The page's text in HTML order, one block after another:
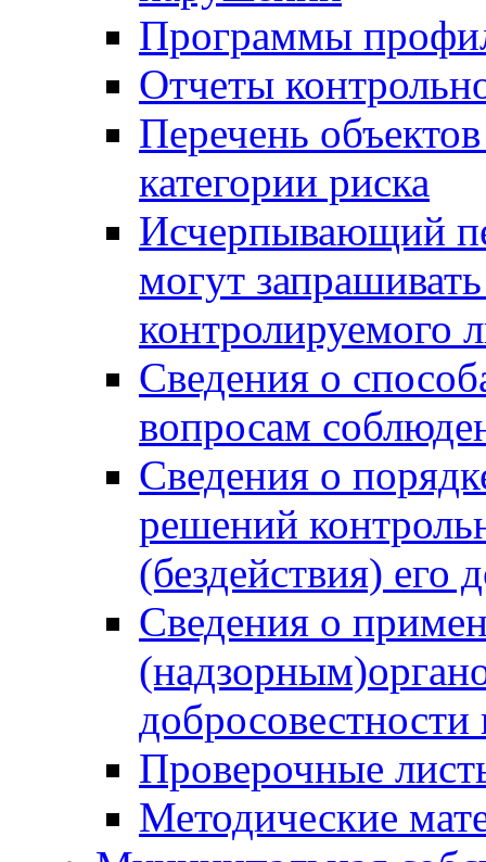
Программы
Отчеты
Перечень
категории риска
Исчерпывающий
могут
контролируемого
Сведения о
вопросам
Сведения о
решений
(бездействия)
Сведения о
Проверочные
Методические